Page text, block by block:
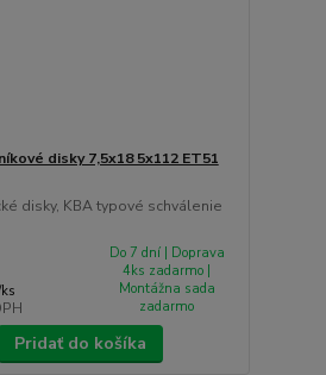
disky 7,5x18 5x112 ET51
disky, KBA typové schválenie
ks
Do 7 dní | Doprava
4ks zadarmo |
Montážna sada
zadarmo
Pridať do košíka